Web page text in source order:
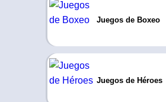
Juegos de Boxeo
Juegos de Héroes